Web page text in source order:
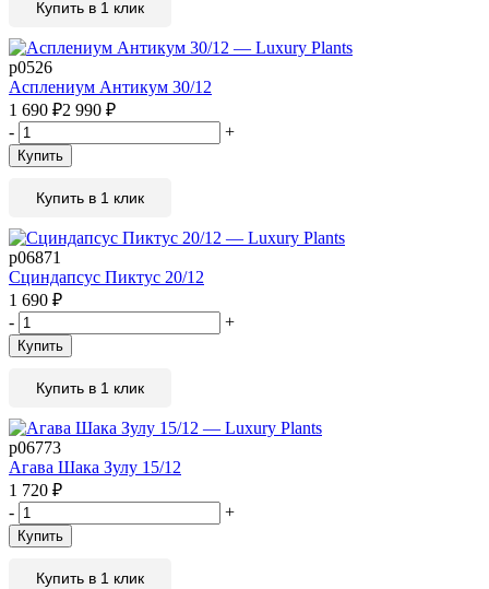
Купить в 1 клик
р0526
Асплениум Антикум 30/12
1 690 ₽2 990 ₽
-
+
Купить
Купить в 1 клик
р06871
Сциндапсус Пиктус 20/12
1 690 ₽
-
+
Купить
Купить в 1 клик
р06773
Агава Шака Зулу 15/12
1 720 ₽
-
+
Купить
Купить в 1 клик